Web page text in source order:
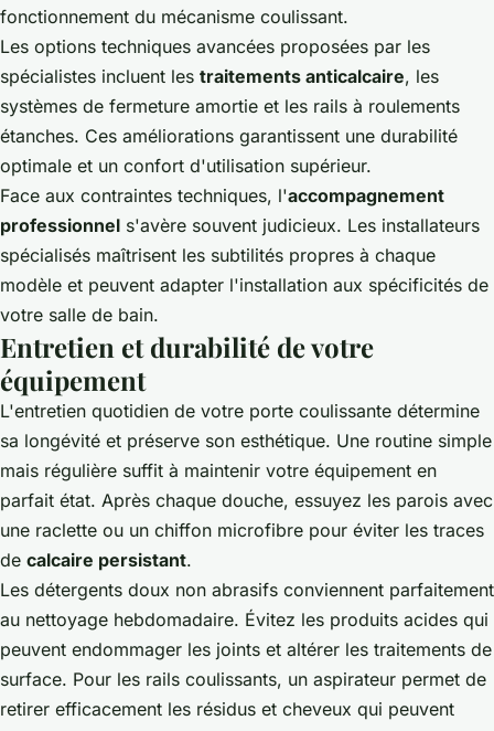
fonctionnement du mécanisme coulissant.
Les options techniques avancées proposées par les
spécialistes incluent les traitements anticalcaire, les
systèmes de fermeture amortie et les rails à roulements
étanches. Ces améliorations garantissent une durabilité
optimale et un confort d'utilisation supérieur.
Face aux contraintes techniques, l'accompagnement
professionnel s'avère souvent judicieux. Les installateurs
spécialisés maîtrisent les subtilités propres à chaque
modèle et peuvent adapter l'installation aux spécificités de
votre salle de bain.
Entretien et durabilité de votre
équipement
L'entretien quotidien de votre porte coulissante détermine
sa longévité et préserve son esthétique. Une routine simple
mais régulière suffit à maintenir votre équipement en
parfait état. Après chaque douche, essuyez les parois avec
une raclette ou un chiffon microfibre pour éviter les traces
de calcaire persistant.
Les détergents doux non abrasifs conviennent parfaitement
au nettoyage hebdomadaire. Évitez les produits acides qui
peuvent endommager les joints et altérer les traitements de
surface. Pour les rails coulissants, un aspirateur permet de
retirer efficacement les résidus et cheveux qui peuvent